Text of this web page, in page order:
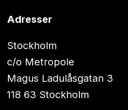
Adresser
Stockholm
c/o Metropole
Magus Ladulåsgatan 3
118 63 Stockholm